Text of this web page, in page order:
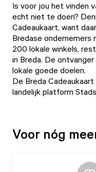
Is voor jou het vinden
echt niet te doen?
Cadeaukaart, want
Bredase ondernemers
200 lokale winkels,
in Breda. De
lokale goede doelen.
De Breda
landelijk platform
Voor nóg